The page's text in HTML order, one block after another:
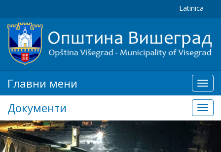
Latinica
мени
Главни мени
Документи